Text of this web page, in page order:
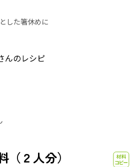
した箸休めに
んのレシピ
（２人分）